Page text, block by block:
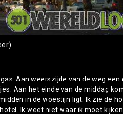
Aan weerszijde van de weg een
Aan het einde van de middag
in de woestijn ligt. Ik zie de
Ik weet niet waar ik moet kijken